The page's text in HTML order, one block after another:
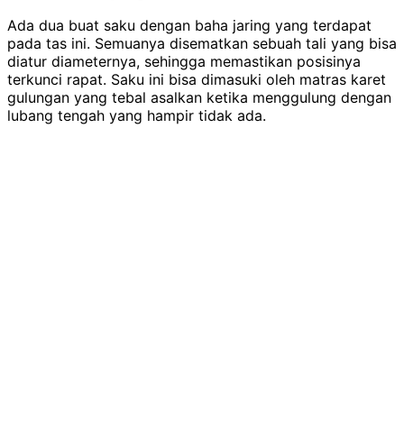
Ada dua buat saku dengan baha jaring yang terdapat
pada tas ini. Semuanya disematkan sebuah tali yang bisa
diatur diameternya, sehingga memastikan posisinya
terkunci rapat. Saku ini bisa dimasuki oleh matras karet
gulungan yang tebal asalkan ketika menggulung dengan
lubang tengah yang hampir tidak ada.